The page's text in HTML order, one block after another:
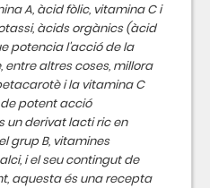
A, àcid fòlic, vitamina C i
àcids orgànics (àcid
potencia l'acció de la
entre altres coses, millora
i la vitamina C
potent acció
un derivat lacti ric en
grup B, vitamines
i el seu contingut de
aquesta és una recepta